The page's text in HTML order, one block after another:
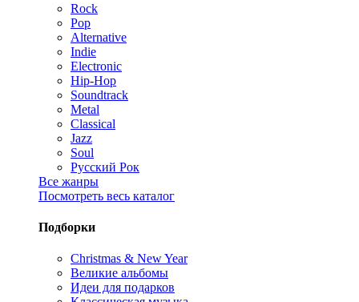
Rock
Pop
Alternative
Indie
Electronic
Hip-Hop
Soundtrack
Metal
Classical
Jazz
Soul
Русский Рок
Все жанры
Посмотреть весь каталог
Подборки
Christmas & New Year
Великие альбомы
Идеи для подарков